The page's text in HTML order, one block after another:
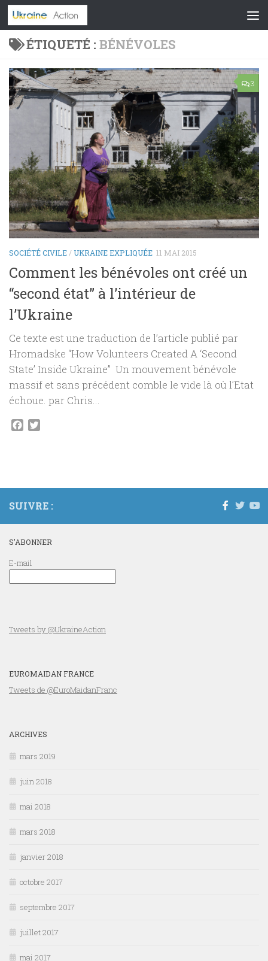
Skip to content
ÉTIQUETÉ : BÉNÉVOLES
3
SOCIÉTÉ CIVILE /UKRAINE EXPLIQUÉE 11 MAI 2015
Comment les bénévoles ont créé un
“second état” à l’intérieur de
l’Ukraine
Ce texte est une traduction de l’article publié par
Hromadske “How Volunteers Created A ‘Second
State’ Inside Ukraine” Un mouvement bénévole
massif et sans précédent comble le vide là où l’Etat
échoue. par Chris...
Facebook
SUIVRE :
S’ABONNER
E-mail
Tweets by @UkraineAction
EUROMAIDAN FRANCE
Tweets de @EuroMaidanFranc
ARCHIVES
mars 2019
juin 2018
mai 2018
mars 2018
janvier 2018
octobre 2017
septembre 2017
juillet 2017
mai 2017